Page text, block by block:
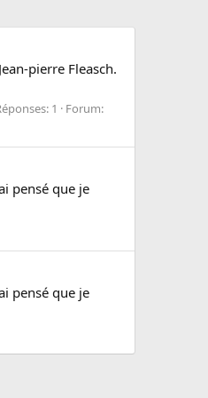
pierre Fleasch.
1
Forum:
pensé que je
pensé que je